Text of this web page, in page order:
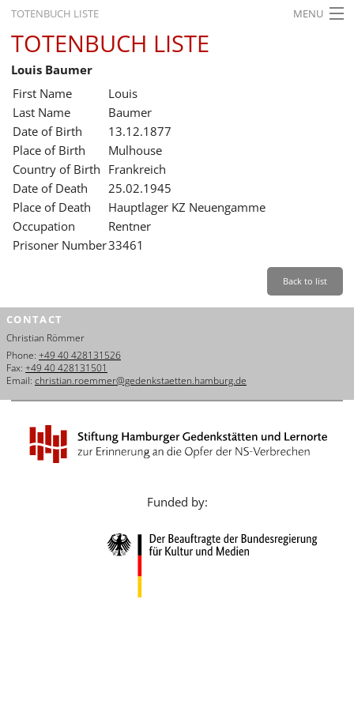
TOTENBUCH LISTE MENU
STARTSEITE
AUSSTELLUNGEN
GESCHICHTE
BILDUNG
FORSCHUNG
SERVICE
Leichte Sprache Back
Dansk
Español
Italiano
Nederlands
Português
TOTENBUCH LISTE
Louis Baumer
First Name
Louis
Last Name
Baumer
Date of Birth
13.12.1877
Place of Birth
Mulhouse
Country of Birth Frankreich
Date of Death
25.02.1945
Place of Death
Hauptlager KZ Neuengamme
Occupation
Rentner
Prisoner Number33461
Back to list
CONTACT
Christian Römmer
Phone: +49 40 428131526
Fax: +49 40 428131501
Email: christian.roemmer@gedenkstaetten.hamburg.de
Funded by: